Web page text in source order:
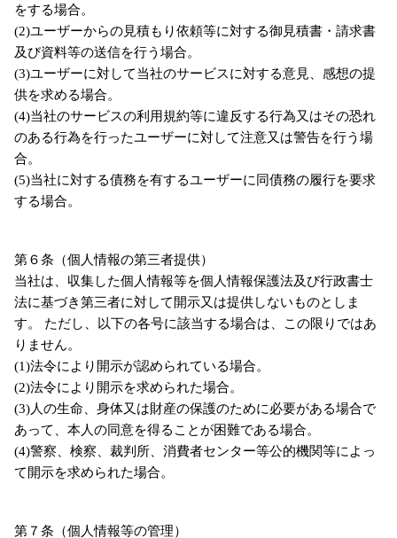
をする場合。
(2)ユーザーからの見積もり依頼等に対する御見積書・請求書
及び資料等の送信を行う場合。
(3)ユーザーに対して当社のサービスに対する意見、感想の提
供を求める場合。
(4)当社のサービスの利用規約等に違反する行為又はその恐れ
のある行為を行ったユーザーに対して注意又は警告を行う場
合。
(5)当社に対する債務を有するユーザーに同債務の履行を要求
する場合。
第６条（個人情報の第三者提供）
当社は、収集した個人情報等を個人情報保護法及び行政書士
法に基づき第三者に対して開示又は提供しないものとしま
す。 ただし、以下の各号に該当する場合は、この限りではあ
りません。
(1)法令により開示が認められている場合。
(2)法令により開示を求められた場合。
(3)人の生命、身体又は財産の保護のために必要がある場合で
あって、本人の同意を得ることが困難である場合。
(4)警察、検察、裁判所、消費者センター等公的機関等によっ
て開示を求められた場合。
第７条（個人情報等の管理）